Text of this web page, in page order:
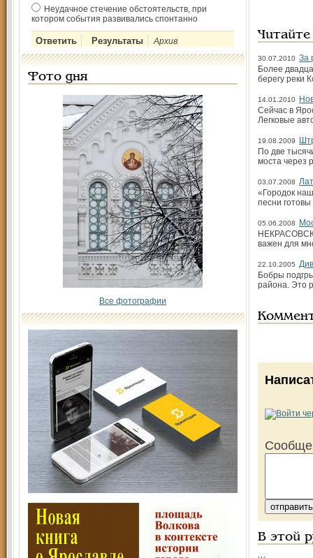
Неудачное стечение обстоятельств, при
котором события развивались спонтанно
Архив
Фото дня
Все фотографии
30.07.2010 За
Более
берегу реки
14.01.2010
Сейчас в
Легковые
19.08.2009
По две
моста через
03.07.2008
«Городок
песни
05.06.2008
важен для
22.10.2005
Бобры
района. Это
В этой